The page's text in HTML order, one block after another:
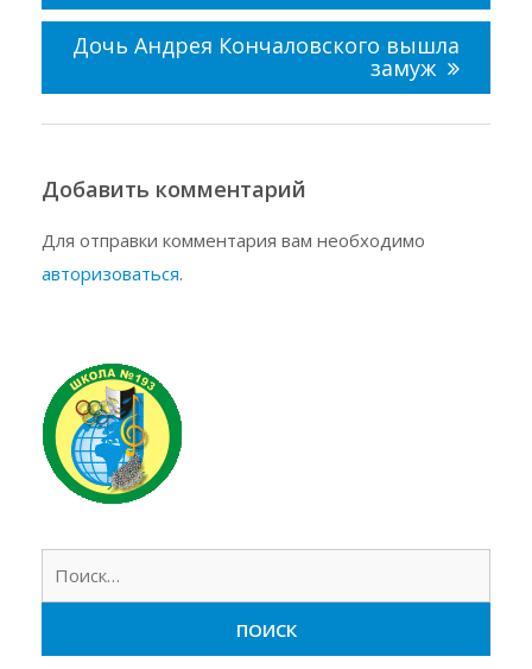
Дочь Андрея Кончаловского вышла
замуж
Добавить комментарий
Для отправки комментария вам необходимо
авторизоваться.